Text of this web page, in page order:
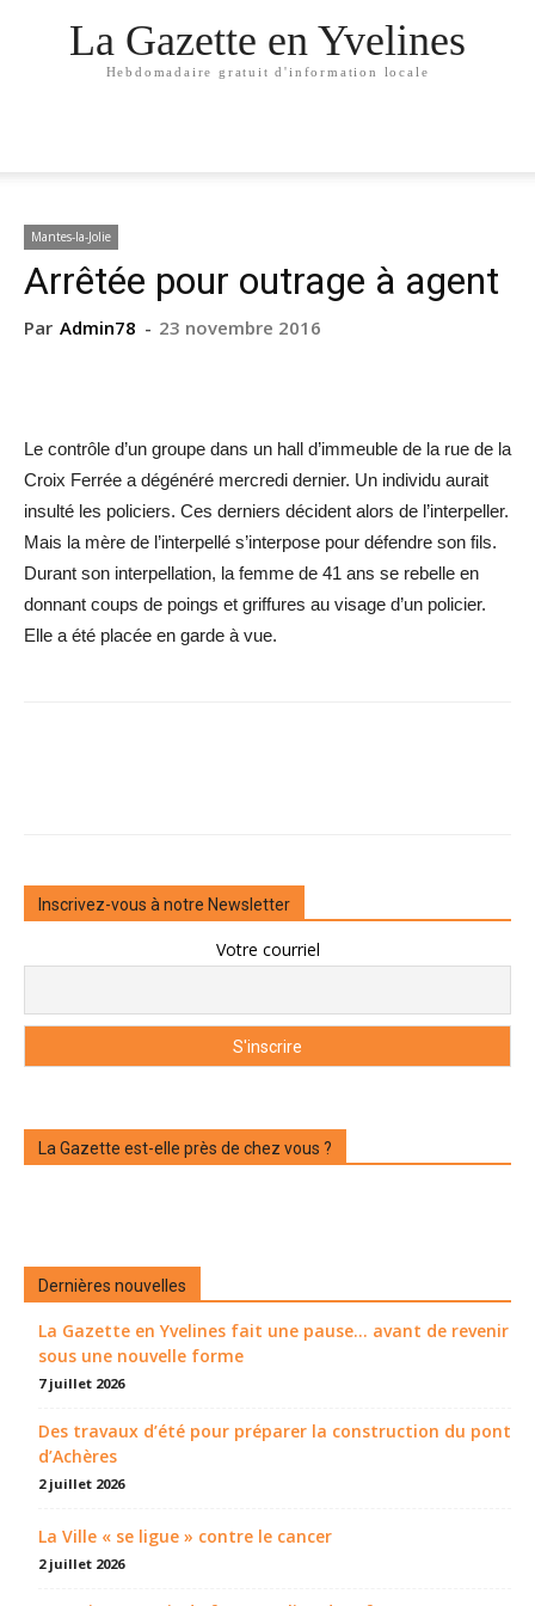
La Gazette en Yvelines
Hebdomadaire gratuit d'information locale
Mantes-la-Jolie
Arrêtée pour outrage à agent
Par Admin78 - 23 novembre 2016
Le contrôle d’un groupe dans un hall d’immeuble de la rue de la
Croix Ferrée a dégénéré mercredi dernier. Un individu aurait
insulté les policiers. Ces derniers décident alors de l’interpeller.
Mais la mère de l’interpellé s’interpose pour défendre son fils.
Durant son interpellation, la femme de 41 ans se rebelle en
donnant coups de poings et griffures au visage d’un policier.
Elle a été placée en garde à vue.
Inscrivez-vous à notre Newsletter
Votre courriel
La Gazette est-elle près de chez vous ?
Dernières nouvelles
La Gazette en Yvelines fait une pause... avant de revenir
sous une nouvelle forme
7 juillet 2026
Des travaux d’été pour préparer la construction du pont
d’Achères
2 juillet 2026
La Ville « se ligue » contre le cancer
2 juillet 2026